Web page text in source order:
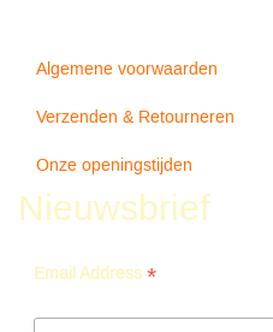
Algemene voorwaarden
Verzenden & Retourneren
Onze openingstijden
Nieuwsbrief
Email Address *